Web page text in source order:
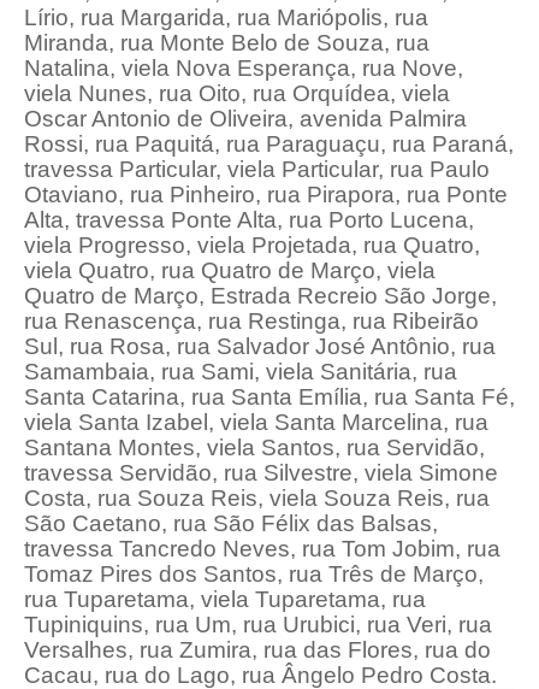
Lírio, rua Margarida, rua Mariópolis, rua
Miranda, rua Monte Belo de Souza, rua
Natalina, viela Nova Esperança, rua Nove,
viela Nunes, rua Oito, rua Orquídea, viela
Oscar Antonio de Oliveira, avenida Palmira
Rossi, rua Paquitá, rua Paraguaçu, rua Paraná,
travessa Particular, viela Particular, rua Paulo
Otaviano, rua Pinheiro, rua Pirapora, rua Ponte
Alta, travessa Ponte Alta, rua Porto Lucena,
viela Progresso, viela Projetada, rua Quatro,
viela Quatro, rua Quatro de Março, viela
Quatro de Março, Estrada Recreio São Jorge,
rua Renascença, rua Restinga, rua Ribeirão
Sul, rua Rosa, rua Salvador José Antônio, rua
Samambaia, rua Sami, viela Sanitária, rua
Santa Catarina, rua Santa Emília, rua Santa Fé,
viela Santa Izabel, viela Santa Marcelina, rua
Santana Montes, viela Santos, rua Servidão,
travessa Servidão, rua Silvestre, viela Simone
Costa, rua Souza Reis, viela Souza Reis, rua
São Caetano, rua São Félix das Balsas,
travessa Tancredo Neves, rua Tom Jobim, rua
Tomaz Pires dos Santos, rua Três de Março,
rua Tuparetama, viela Tuparetama, rua
Tupiniquins, rua Um, rua Urubici, rua Veri, rua
Versalhes, rua Zumira, rua das Flores, rua do
Cacau, rua do Lago, rua Ângelo Pedro Costa.